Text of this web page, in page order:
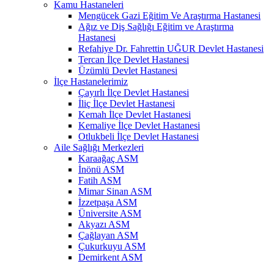
Kamu Hastaneleri
Mengücek Gazi Eğitim Ve Araştırma Hastanesi
Ağız ve Diş Sağlığı Eğitim ve Araştırma
Hastanesi
Refahiye Dr. Fahrettin UĞUR Devlet Hastanesi
Tercan İlçe Devlet Hastanesi
Üzümlü Devlet Hastanesi
İlçe Hastanelerimiz
Çayırlı İlçe Devlet Hastanesi
İliç İlçe Devlet Hastanesi
Kemah İlçe Devlet Hastanesi
Kemaliye İlçe Devlet Hastanesi
Otlukbeli İlçe Devlet Hastanesi
Aile Sağlığı Merkezleri
Karaağaç ASM
İnönü ASM
Fatih ASM
Mimar Sinan ASM
İzzetpaşa ASM
Üniversite ASM
Akyazı ASM
Çağlayan ASM
Çukurkuyu ASM
Demirkent ASM